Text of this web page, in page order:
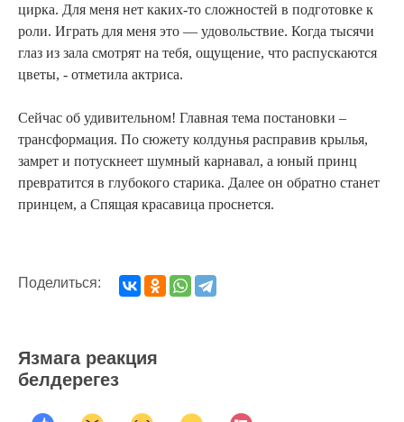
цирка. Для меня нет каких-то сложностей в подготовке к
роли. Играть для меня это — удовольствие. Когда тысячи
глаз из зала смотрят на тебя, ощущение, что распускаются
цветы, - отметила актриса.
Сейчас об удивительном! Главная тема постановки –
трансформация. По сюжету колдунья расправив крылья,
замрет и потускнеет шумный карнавал, а юный принц
превратится в глубокого старика. Далее он обратно станет
принцем, а Спящая красавица проснется.
Поделиться:
Язмага реакция
белдерегез